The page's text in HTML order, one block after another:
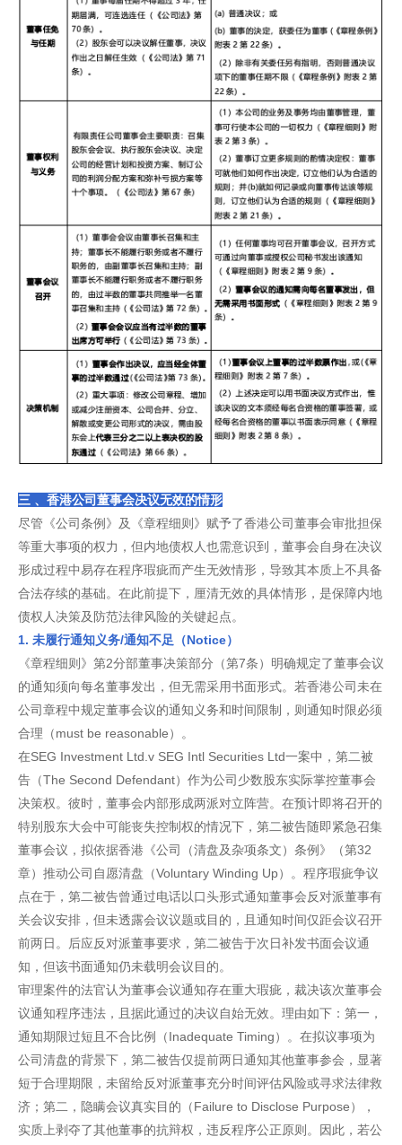
三 、香港公司董事会决议无效的情形
尽管《公司条例》及《章程细则》赋予了香港公司董事会审批担保
等重大事项的权力，但内地债权人也需意识到，董事会自身在决议
形成过程中易存在程序瑕疵而产生无效情形，导致其本质上不具备
合法存续的基础。在此前提下，厘清无效的具体情形，是保障内地
债权人决策及防范法律风险的关键起点。
1. 未履行通知义务/通知不足（Notice）
《章程细则》第2分部董事决策部分（第7条）明确规定了董事会议
的通知须向每名董事发出，但无需采用书面形式。若香港公司未在
公司章程中规定董事会议的通知义务和时间限制，则通知时限必须
合理（must be reasonable）。
在SEG Investment Ltd.v SEG Intl Securities Ltd一案中，第二被
告（The Second Defendant）作为公司少数股东实际掌控董事会
决策权。彼时，董事会内部形成两派对立阵营。在预计即将召开的
特别股东大会中可能丧失控制权的情况下，第二被告随即紧急召集
董事会议，拟依据香港《公司（清盘及杂项条文）条例》（第32
章）推动公司自愿清盘（Voluntary Winding Up）。程序瑕疵争议
点在于，第二被告曾通过电话以口头形式通知董事会反对派董事有
关会议安排，但未透露会议议题或目的，且通知时间仅距会议召开
前两日。后应反对派董事要求，第二被告于次日补发书面会议通
知，但该书面通知仍未载明会议目的。
审理案件的法官认为董事会议通知存在重大瑕疵，裁决该次董事会
议通知程序违法，且据此通过的决议自始无效。理由如下：第一，
通知期限过短且不合比例（Inadequate Timing）。在拟议事项为
公司清盘的背景下，第二被告仅提前两日通知其他董事参会，显著
短于合理期限，未留给反对派董事充分时间评估风险或寻求法律救
济；第二，隐瞒会议真实目的（Failure to Disclose Purpose），
实质上剥夺了其他董事的抗辩权，违反程序公正原则。因此，若公